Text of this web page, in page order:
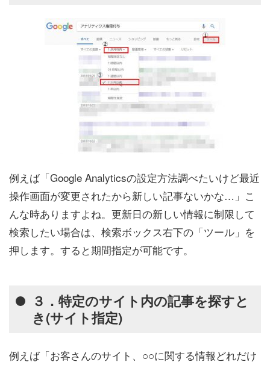
例えば「Google Analyticsの設定方法調べたいけど最近
操作画面が変更されたから新しい記事ないかな…」こ
んな時ありますよね。更新日の新しい情報に制限して
検索したい場合は、検索ボックス右下の「ツール」を
押します。すると期間指定が可能です。
３．特定のサイト内の記事を探すと
き(サイト指定)
例えば「お客さんのサイト、○○に関する情報どれだけ